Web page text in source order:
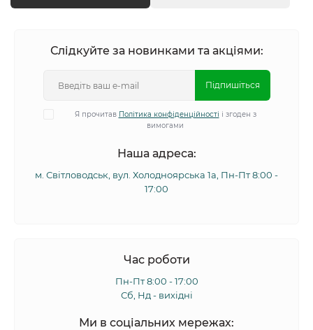
Слідкуйте за новинками та акціями:
Підпишіться
Я прочитав Політика конфіденційності і згоден з
вимогами
Наша адреса:
м. Світловодськ, вул. Холодноярська 1а, Пн-Пт 8:00 -
17:00
Час роботи
Пн-Пт 8:00 - 17:00
Сб, Нд - вихідні
Ми в соціальних мережах: